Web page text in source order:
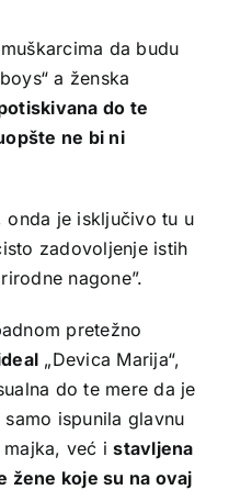
da budu
a ženska
do te
ne bi ni
onda je isključivo tu u
zadovoljenje istih
nagone”.
pretežno
„Devica Marija“,
do te mere da je
ispunila glavnu
majka, već istavljena
žene koje su na ovaj